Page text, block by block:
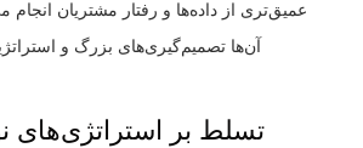
عمیق‌تری از داده‌ها و رفتار مشتریان
آن‌ها تصمیم‌گیری‌های بزرگ و
تسلط بر استراتژی‌های